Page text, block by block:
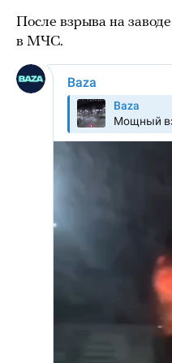
После взрыва на
в МЧС.